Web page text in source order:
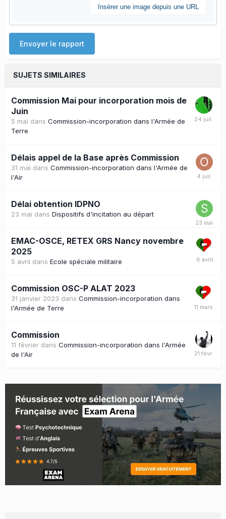
Insérer une image depuis une URL
Envoyer le rapport
SUJETS SIMILAIRES
Commission Mai pour incorporation mois de
Juin
5 mai dans Commission-incorporation dans l'Armée de
Terre
Délais appel de la Base après Commission
31 mai dans Commission-incorporation dans l'Armée de
l'Air
Délai obtention IDPNO
23 mai dans Dispositifs d'incitation au départ
EMAC-OSCE, RETEX GRS Nancy novembre
2025
5 avril dans Ecole spéciale militaire
Commission OSC-P ALAT 2023
31 janvier 2023 dans Commission-incorporation dans
l'Armée de Terre
Commission
11 février dans Commission-incorporation dans l'Armée
de l'Air